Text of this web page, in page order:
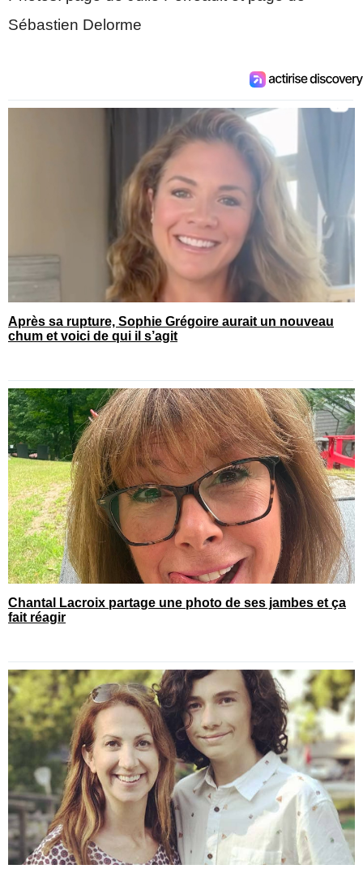
Sébastien Delorme
Après sa rupture, Sophie Grégoire aurait un nouveau
chum et voici de qui il s’agit
Chantal Lacroix partage une photo de ses jambes et ça
fait réagir